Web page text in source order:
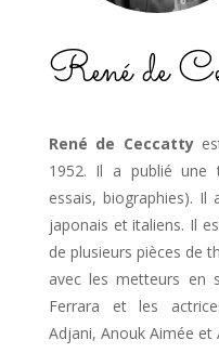
René de
René de Ceccatty
1952. Il a publié une
essais, biographies).
japonais et italiens. Il
de plusieurs pièces de
avec les metteurs en
Ferrara et les
Adjani, Anouk Aimée et